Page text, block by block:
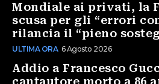
Mondiale ai privati, la
scusa per gli “errori
rilancia il “pieno
ULTIMA ORA 6 Agosto 2026
Addio a Francesco
cantautore morto a 86